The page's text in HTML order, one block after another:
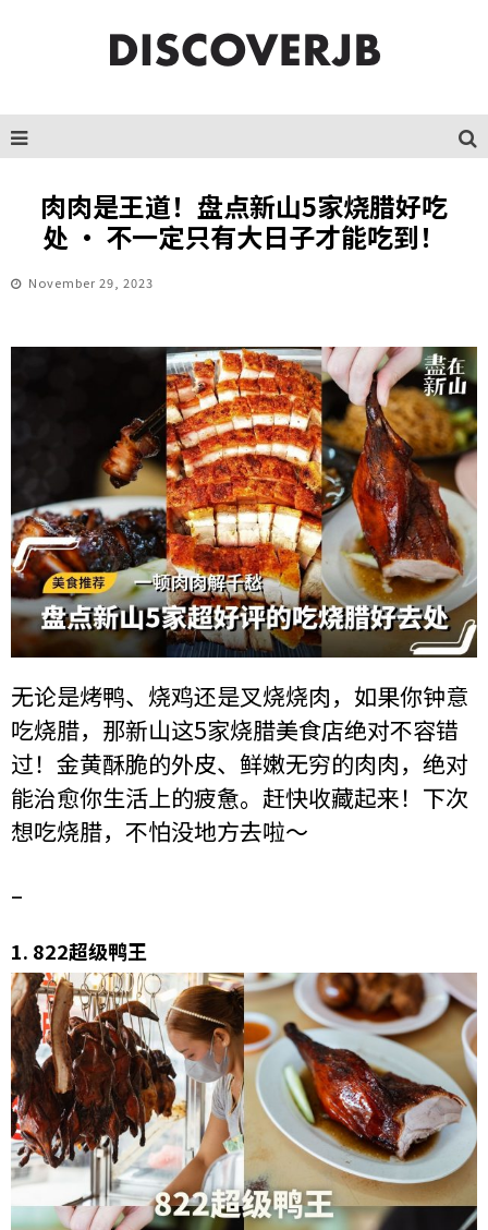
肉肉是王道！盘点新山5家烧腊好吃
处 · 不一定只有大日子才能吃到！
November 29, 2023
无论是烤鸭、烧鸡还是叉烧烧肉，如果你钟意
吃烧腊，那新山这5家烧腊美食店绝对不容错
过！金黄酥脆的外皮、鲜嫩无穷的肉肉，绝对
能治愈你生活上的疲惫。赶快收藏起来！下次
想吃烧腊，不怕没地方去啦～
–
1. 822超级鸭王